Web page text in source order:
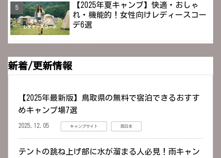
【2025年夏キャンプ】快適・おしゃ
れ・機能的！女性向けレディースコー
デ6選
新着/更新情報
【2025年最新版】鳥取県の無料で宿泊できるおすす
めキャンプ場7選
2025.12.05 キャンプサイト 西日本
テントの跳ね上げ部に水が溜まる人必見！雨キャン